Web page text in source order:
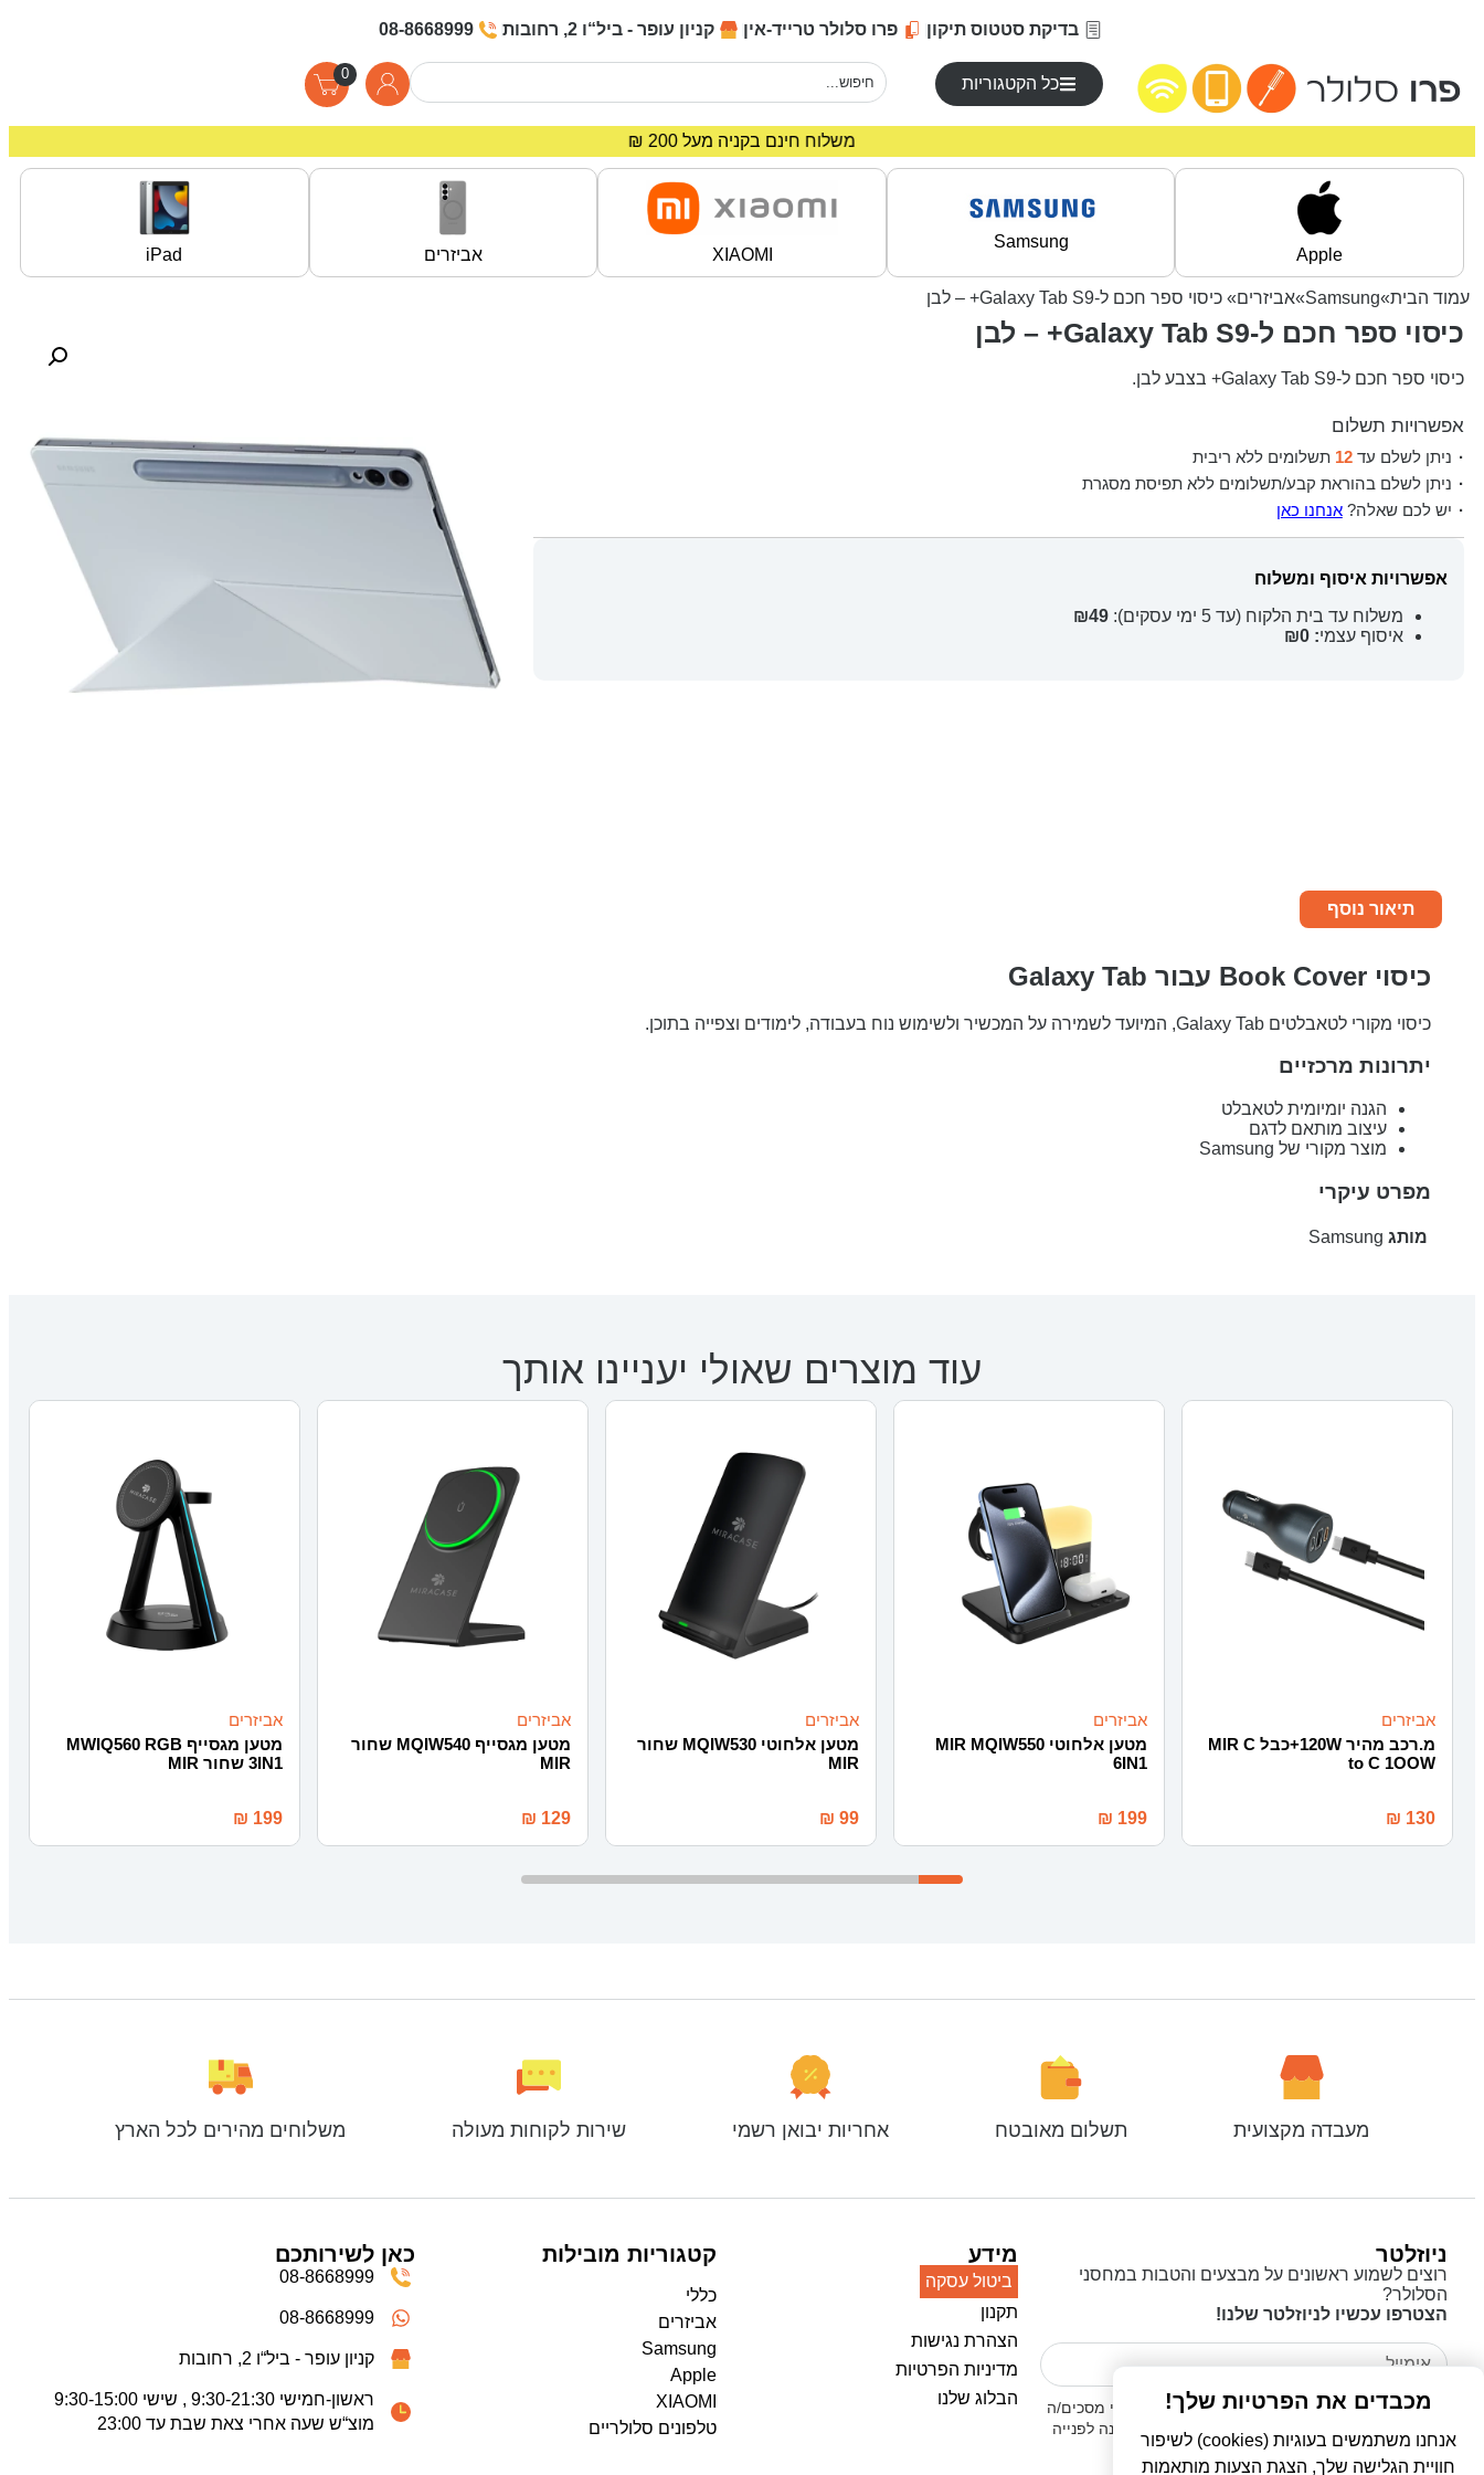
בדיקת סטטוס תיקון פרו סלולר טרייד-אין קניון עופר - ביל“ו 2, רחובות 08-8668999
כל הקטגוריות
0
משלוח חינם בקניה מעל 200 ₪
מחירים מיוחדים לרוכשים באתר!
Apple
Samsung
XIAOMI אביזרים iPad
עמוד הבית»
Samsung
»אביזרים» כיסוי ספר חכם ל-Galaxy Tab S9+ – לבן
כיסוי ספר חכם ל-Galaxy Tab S9+ – לבן
כיסוי ספר חכם ל-Galaxy Tab S9+ בצבע לבן.
אפשרויות תשלום
ניתן לשלם עד12 תשלומים ללא ריבית
ניתן לשלם בהוראת קבע/תשלומים ללא תפיסת מסגרת
יש לכם שאלה?אנחנו כאן
אפשרויות איסוף ומשלוח
משלוח עד בית הלקוח (עד 5 ימי עסקים):
איסוף עצמי: ₪0
תיאור נוסף
כיסוי Book Cover עבור Galaxy Tab
כיסוי מקורי לטאבלטים Galaxy Tab, המיועד לשמירה על המכשיר ולשימוש נוח בעבודה, לימודים וצפייה בתוכן.
יתרונות מרכזיים
הגנה יומיומית לטאבלט
עיצוב מותאם לדגם
מוצר מקורי של Samsung
מפרט עיקרי
מותג Samsung
עוד מוצרים שאולי יעניינו אותך
אביזרים
מ.רכב מהיר 120W+כבל MIR C
to C 1OOW
₪ 130
אביזרים
מטען אלחוטי MIR MQIW550
6IN1
₪ 199
אביזרים
מטען אלחוטי MQIW530 שחור
MIR
₪ 99
אביזרים
מטען מגסייף MQIW540 שחור
MIR
₪ 129
אביזרים
מטען מגסייף MWIQ560 RGB
3IN1 שחור MIR
₪ 199
מעבדה מקצועית תשלום מאובטח אחריות יבואן רשמי שירות לקוחות מעולה משלוחים מהירים לכל הארץ
ניוזלטר
רוצים לשמוע ראשונים על מבצעים והטבות במחסני
הסלולר?
הצטרפו עכשיו לניוזלטר שלנו!
אני מאשר/ת כי קראתי אתמדיניות הפרטיות
ואני מסכים/ה
לשימוש בפרטים שמסרתי לצורך יצירת קשר ומענה לפנייה
שלי.
מידע
ביטול עסקה
תקנון
הצהרת נגישות
מדיניות הפרטיות
הבלוג שלנו
קטגוריות מובילות
כללי
אביזרים
Samsung
Apple
XIAOMI
טלפונים סלולריים
כאן לשירותכם
08-8668999
08-8668999
קניון עופר - ביל“ו 2, רחובות
ראשון-חמישי 9:30-21:30 , שישי 9:30-15:00
מוצ“ש שעה אחרי צאת שבת עד 23:00
מכבדים את הפרטיות שלך!
אנחנו משתמשים בעוגיות (cookies) לשיפור
חוויית הגלישה שלך, הצגת הצעות מותאמות